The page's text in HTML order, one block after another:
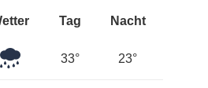
Tag Nacht
Leichter33° 23°